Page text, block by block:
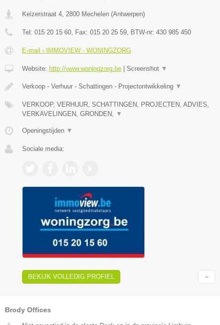
Keizerstraat 4 2800 Mechelen (Antwerpen)
Tel: 015 20 15 60 , Fax: 015 20 25 59 , BTW-nr: 430 985 450
E-mail › IMMOVIEW - WONINGZORG
Website: http://www.woningzorg.be | Screenshot ▼
Verkoop - Verhuur - Schattingen - Projectontwikkeling ▼
VERKOOP, VERHUUR, SCHATTINGEN, PROJECTEN, ADVIES,
VERKAVELINGEN, GRONDEN,
▼
Openingstijden ▼
Sociale media:
BEKIJK VOLLEDIG PROFIEL
Brody Offices